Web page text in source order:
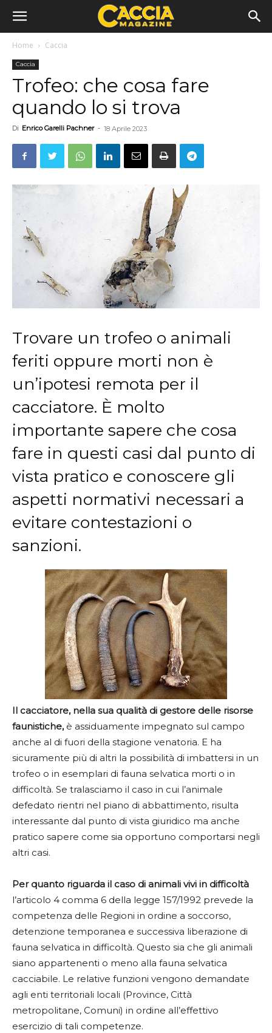
Home Caccia
Caccia
Trofeo: che cosa fare
quando lo si trova
Di Enrico Garelli Pachner - 18 Aprile 2023
Trovare un trofeo o animali
feriti oppure morti non è
un’ipotesi remota per il
cacciatore. È molto
importante sapere che cosa
fare in questi casi dal punto di
vista pratico e conoscere gli
aspetti normativi necessari a
evitare contestazioni o
sanzioni.
Il cacciatore, nella sua qualità di gestore delle risorse
faunistiche,è assiduamente impegnato sul campo
anche al di fuori della stagione venatoria. E ha
sicuramente più di altri la possibilità di imbattersi in un
trofeo o in esemplari di fauna selvatica morti o in
difficoltà. Se tralasciamo il caso in cui l’animale
defedato rientri nel piano di abbattimento, risulta
interessante dal punto di vista giuridico ma anche
pratico sapere come sia opportuno comportarsi negli
altri casi.
Per quanto riguarda il caso di animali vivi in difficoltà
l’articolo 4 comma 6 della legge 157/1992 prevede la
competenza delle Regioni in ordine a soccorso,
detenzione temporanea e successiva liberazione di
fauna selvatica in difficoltà. Questo sia che gli animali
siano appartenenti o meno alla fauna selvatica
cacciabile. Le relative funzioni vengono demandate
agli enti territoriali locali (Province, Città
metropolitane, Comuni) in ordine all’effettivo
esercizio di tali competenze.